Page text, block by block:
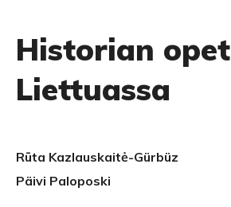
Historian
Liettuassa
Rūta Kazlauskaitė-Gürbüz
Päivi Paloposki